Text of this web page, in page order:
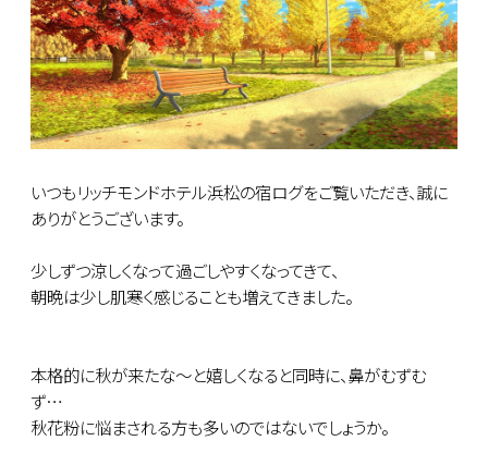
いつもリッチモンドホテル浜松の宿ログをご覧いただき、誠に
ありがとうございます。
少しずつ涼しくなって過ごしやすくなってきて、
朝晩は少し肌寒く感じることも増えてきました。
本格的に秋が来たな～と嬉しくなると同時に、鼻がむずむ
ず…
秋花粉に悩まされる方も多いのではないでしょうか。